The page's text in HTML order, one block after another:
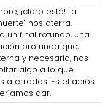
¡claro está! La
nos aterra.
un final rotundo, una
profunda que,
y necesaria, nos
algo a lo que
aferrados. Es el adiós
dar.